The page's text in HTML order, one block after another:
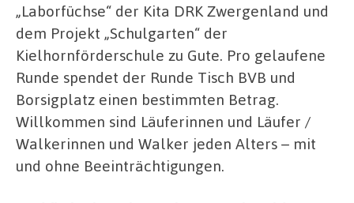
„Laborfüchse“ der Kita DRK Zwergenland und
dem Projekt „Schulgarten“ der
Kielhornförderschule zu Gute. Pro gelaufene
Runde spendet der Runde Tisch BVB und
Borsigplatz einen bestimmten Betrag.
Willkommen sind Läuferinnen und Läufer /
Walkerinnen und Walker jeden Alters – mit
und ohne Beeinträchtigungen.